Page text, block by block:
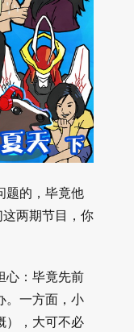
题的，毕竟他
两期节目，你
心：毕竟先前
。一方面，小
），大可不必